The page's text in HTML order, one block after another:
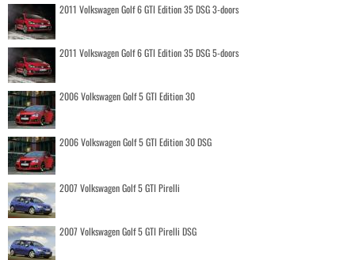
2011 Volkswagen Golf 6 GTI Edition 35 DSG 3-doors
2011 Volkswagen Golf 6 GTI Edition 35 DSG 5-doors
2006 Volkswagen Golf 5 GTI Edition 30
2006 Volkswagen Golf 5 GTI Edition 30 DSG
2007 Volkswagen Golf 5 GTI Pirelli
2007 Volkswagen Golf 5 GTI Pirelli DSG